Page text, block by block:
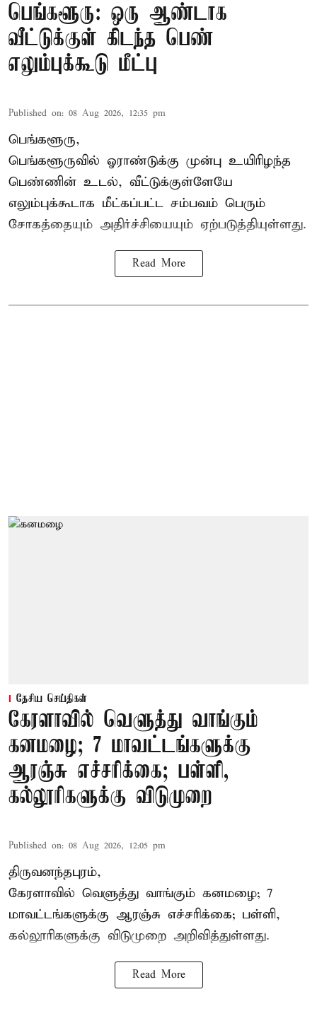
பெங்களூரு: ஒரு ஆண்டாக
வீட்டுக்குள் கிடந்த பெண்
எலும்புக்கூடு மீட்பு
Published on: 08 Aug 2026, 12:35 pm
பெங்களூரு,
பெங்களூருவில் ஓராண்டுக்கு முன்பு உயிரிழந்த
பெண்ணின் உடல், வீட்டுக்குள்ளேயே
எலும்புக்கூடாக மீட்கப்பட்ட சம்பவம் பெரும்
சோகத்தையும் அதிர்ச்சியையும் ஏற்படுத்தியுள்ளது.
Read More
தேசிய செய்திகள்
கேரளாவில் வெளுத்து வாங்கும்
கனமழை; 7 மாவட்டங்களுக்கு
ஆரஞ்சு எச்சரிக்கை; பள்ளி,
கல்லூரிகளுக்கு விடுமுறை
Published on: 08 Aug 2026, 12:05 pm
திருவனந்தபுரம்,
கேரளாவில் வெளுத்து வாங்கும் கனமழை; 7
மாவட்டங்களுக்கு ஆரஞ்சு எச்சரிக்கை; பள்ளி,
கல்லூரிகளுக்கு விடுமுறை அறிவித்துள்ளது.
Read More